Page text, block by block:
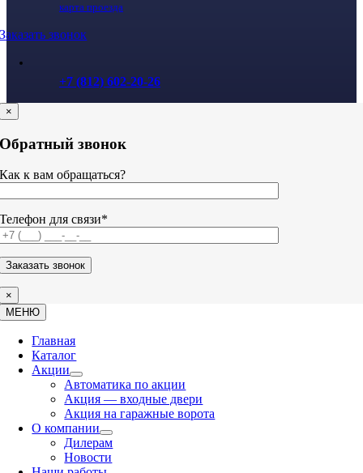
карта проезда
Заказать звонок
+7 (812) 602-20-26
×
Обратный звонок
Как к вам обращаться?
Телефон для связи*
×
МЕНЮ
Главная
Каталог
Акции
Автоматика по акции
Акция — входные двери
Акция на гаражные ворота
О компании
Дилерам
Новости